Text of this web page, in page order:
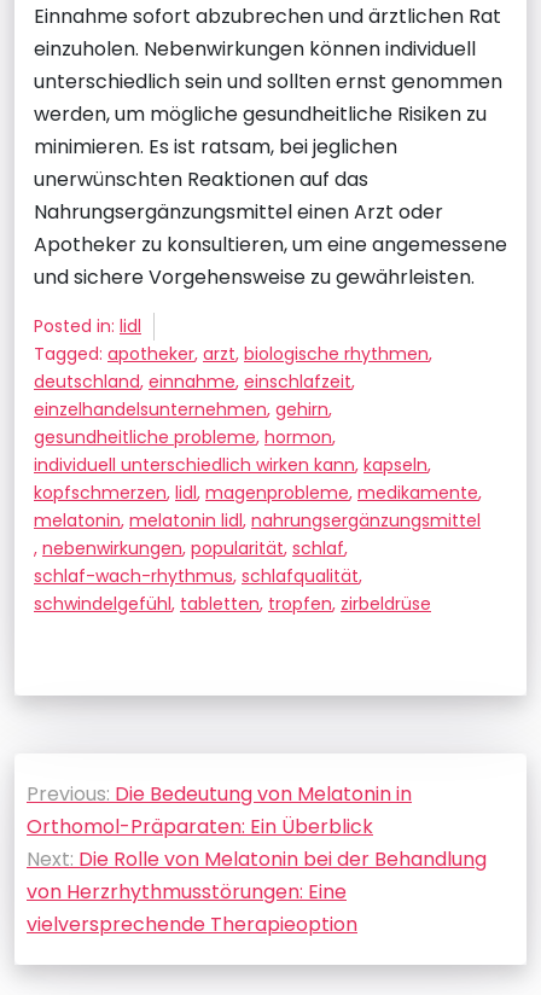
Einnahme sofort abzubrechen und ärztlichen Rat
einzuholen. Nebenwirkungen können individuell
unterschiedlich sein und sollten ernst genommen
werden, um mögliche gesundheitliche Risiken zu
minimieren. Es ist ratsam, bei jeglichen
unerwünschten Reaktionen auf das
Nahrungsergänzungsmittel einen Arzt oder
Apotheker zu konsultieren, um eine angemessene
und sichere Vorgehensweise zu gewährleisten.
Posted in: lidl
Tagged: apotheker, arzt, biologische rhythmen,
deutschland, einnahme, einschlafzeit,
einzelhandelsunternehmen, gehirn,
gesundheitliche probleme, hormon,
individuell unterschiedlich wirken kann, kapseln,
kopfschmerzen, lidl, magenprobleme, medikamente,
melatonin, melatonin lidl, nahrungsergänzungsmittel
, nebenwirkungen, popularität, schlaf,
schlaf-wach-rhythmus, schlafqualität,
schwindelgefühl, tabletten, tropfen, zirbeldrüse
Beitragsnavigation
Previous: Die Bedeutung von Melatonin in
Orthomol-Präparaten: Ein Überblick
Next: Die Rolle von Melatonin bei der Behandlung
von Herzrhythmusstörungen: Eine
vielversprechende Therapieoption